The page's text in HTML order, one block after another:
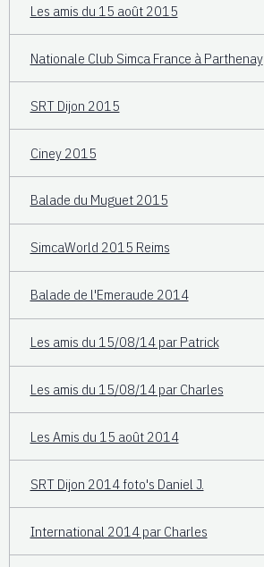
Les amis du 15 août 2015
Nationale Club Simca France à Parthenay
SRT Dijon 2015
Ciney 2015
Balade du Muguet 2015
SimcaWorld 2015 Reims
Balade de l'Emeraude 2014
Les amis du 15/08/14 par Patrick
Les amis du 15/08/14 par Charles
Les Amis du 15 août 2014
SRT Dijon 2014 foto's Daniel J.
International 2014 par Charles